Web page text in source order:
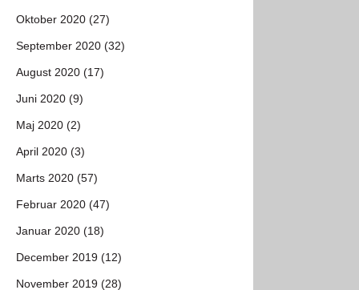
Oktober 2020 (27)
September 2020 (32)
August 2020 (17)
Juni 2020 (9)
Maj 2020 (2)
April 2020 (3)
Marts 2020 (57)
Februar 2020 (47)
Januar 2020 (18)
December 2019 (12)
November 2019 (28)